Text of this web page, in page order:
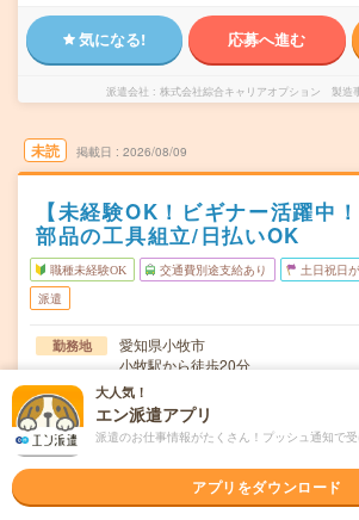
気になる! 応募へ進む
派遣会社 株式会社綜合キャリアオプション 製造
未読 掲載日 2026/08/09
【未経験OK！ビギナー活躍中
部品の工具組立/日払いOK
職種未経験OK 交通費別途支給あり 土日祝日
派遣
勤務地
愛知県小牧市
小牧駅から徒歩20分
曜日頻度 月～金
時間 08:30～17:00
長期でお仕事できる方、大歓迎！
大人気！
エン派遣アプリ
派遣のお仕事情報がたくさん！プッシュ通知で受
アプリをダウンロード